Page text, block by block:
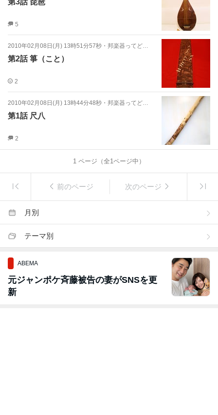
第3話 琵琶
5
2010年02月08日(月) 13時51分57秒 ・ 邦楽器ってどんな楽器？
第2話 箏（こと）
2
2010年02月08日(月) 13時44分48秒 ・ 邦楽器ってどんな楽器？
第1話 尺八
2
1 ページ（全1ページ中）
前のページ 次のページ
月別
テーマ別
ABEMA
元ジャンポケ斉藤被告の妻がSNSを更
新